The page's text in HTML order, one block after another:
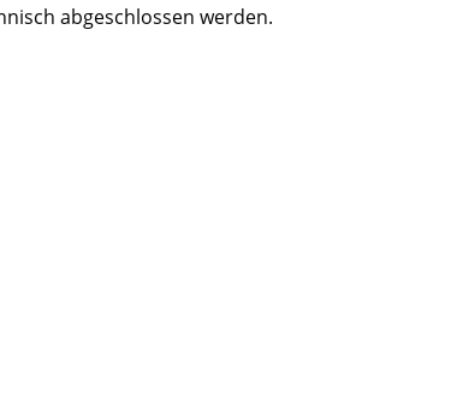
abgeschlossen werden.